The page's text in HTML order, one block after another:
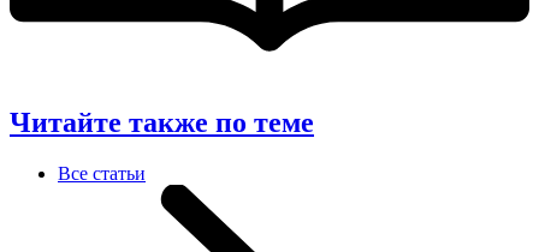
Читайте также по теме
Все статьи